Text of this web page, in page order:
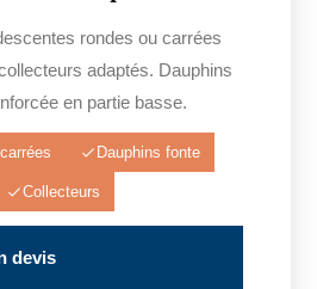
rondes ou carrées
adaptés. Dauphins
en partie basse.
Dauphins fonte
Collecteurs
devis